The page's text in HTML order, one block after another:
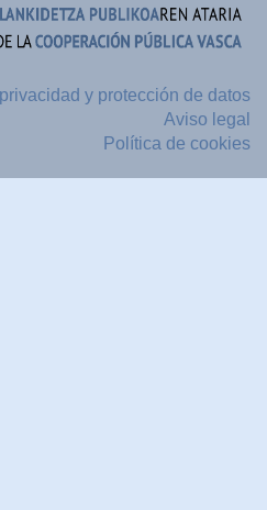
y protección de datos
Aviso legal
Política de cookies